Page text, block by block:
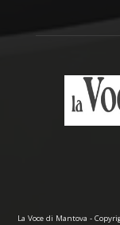
La Voce di Mantova -